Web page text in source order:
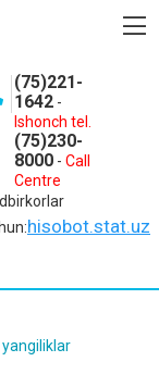
(75)221-
1642 -
Ishonch tel.
(75)230-
8000 - Call
Centre
hisobot.stat.uz